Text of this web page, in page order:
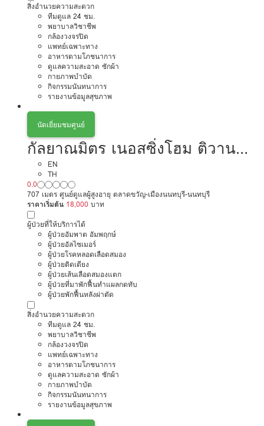
สิ่งอำนวยความสะดวก
ทีมดูแล 24 ชม.
พยาบาลวิชาชีพ
กล้องวงจรปิด
แพทย์เฉพาะทาง
อาหารตามโภชนาการ
ดูแลความสะอาด ซักผ้า
กายภาพบำบัด
กิจกรรมนันทนาการ
รายงานข้อมูลสุขภาพ
นัดเยี่ยมชมศูนย์
กัลยาณมิตร เนอสซิ่งโฮม ติวานนท์
นนทบุรี
EN
TH
0.0
707 เมตร ศูนย์ดูแลผู้สูงอายุ ตลาดขวัญ-เมืองนนทบุรี-นนทบุรี
ราคาเริ่มต้น 18,000 บาท
ผู้ป่วยที่ให้บริการได้
ผู้ป่วยอัมพาต อัมพฤกษ์
ผู้ป่วยอัลไซเมอร์
ผู้ป่วยโรคหลอดเลือดสมอง
ผู้ป่วยติดเตียง
ผู้ป่วยเส้นเลือดสมองแตก
ผู้ป่วยที่มาพักฟื้นทำแผลกดทับ
ผู้ป่วยพักฟื้นหลังผ่าตัด
สิ่งอำนวยความสะดวก
ทีมดูแล 24 ชม.
พยาบาลวิชาชีพ
กล้องวงจรปิด
แพทย์เฉพาะทาง
อาหารตามโภชนาการ
ดูแลความสะอาด ซักผ้า
กายภาพบำบัด
กิจกรรมนันทนาการ
รายงานข้อมูลสุขภาพ